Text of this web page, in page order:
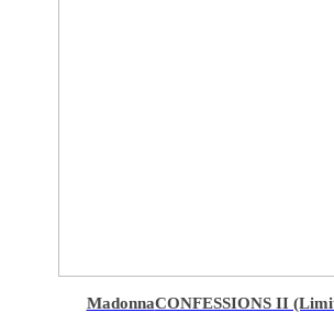
MadonnaCONFESSIONS II